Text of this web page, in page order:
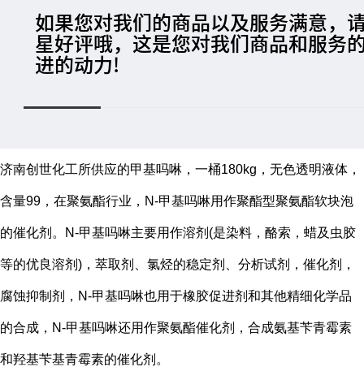
济南创世化工所供应的甲基吗啉，一桶180kg，无色透明液体，
含量99，在聚氨酯行业，N-甲基吗啉用作聚酯型聚氨酯软块泡
的催化剂。N-甲基吗啉主要用作溶剂(是染料，酪索，蜡及虫胶
等的优良溶剂)，萃取剂、氯烃的稳定剂、分析试剂，催化剂，
腐蚀抑制剂，N-甲基吗啉也用于橡胶促进剂和其他精细化学品
的合成，N-甲基吗啉还用作聚氨酯催化剂，合成氨基苄青霉素
和羟基苄基青霉素的催化剂。